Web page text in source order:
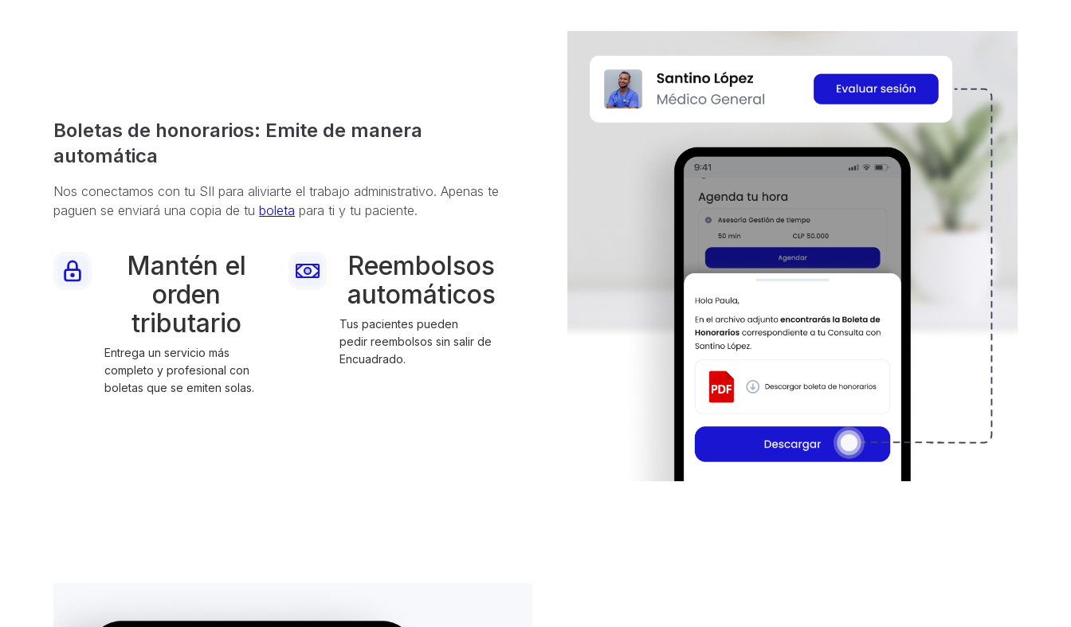
Boletas de honorarios: Emite de manera
automática
Nos conectamos con tu SII para aliviarte el trabajo administrativo. Apenas te
paguen se enviará una copia de tuboleta para ti y tu paciente.
Mantén el
orden
tributario
Entrega un servicio más
completo y profesional con
boletas que se emiten solas.
Reembolsos
automáticos
Tus pacientes pueden
pedir reembolsos sin salir de
Encuadrado.